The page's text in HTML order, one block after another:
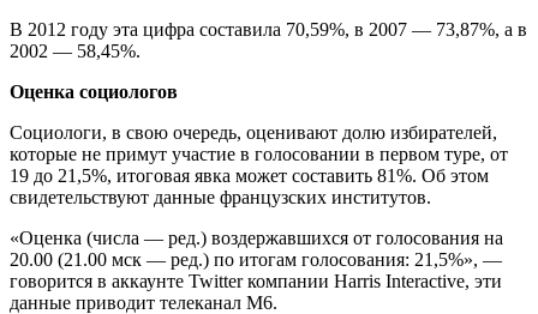
В 2012 году эта цифра составила 70,59%, в 2007 — 73,87%, а в
2002 — 58,45%.
Оценка социологов
Социологи, в свою очередь, оценивают долю избирателей,
которые не примут участие в голосовании в первом туре, от
19 до 21,5%, итоговая явка может составить 81%. Об этом
свидетельствуют данные французских институтов.
«Оценка (числа — ред.) воздержавшихся от голосования на
20.00 (21.00 мск — ред.) по итогам голосования: 21,5%», —
говорится в аккаунте Twitter компании Harris Interactive, эти
данные приводит телеканал M6.